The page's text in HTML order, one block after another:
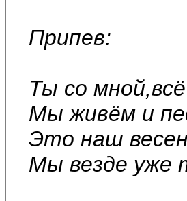
Припев:
Ты со
Мы живём и
Это наш
Мы везде уже